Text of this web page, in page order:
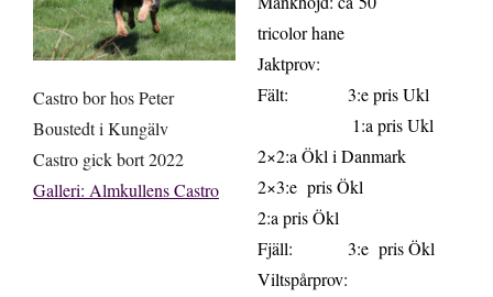
Castro bor hos Peter
Boustedt i Kungälv
Castro gick bort 2022
Galleri: Almkullens Castro
tricolor hane
Jaktprov:
Fält: 3:e pris Ukl
1:a pris Ukl
2×2:a Ökl i Danmark
2×3:e pris Ökl
2:a pris Ökl
Fjäll: 3:e pris Ökl
Viltspårprov: